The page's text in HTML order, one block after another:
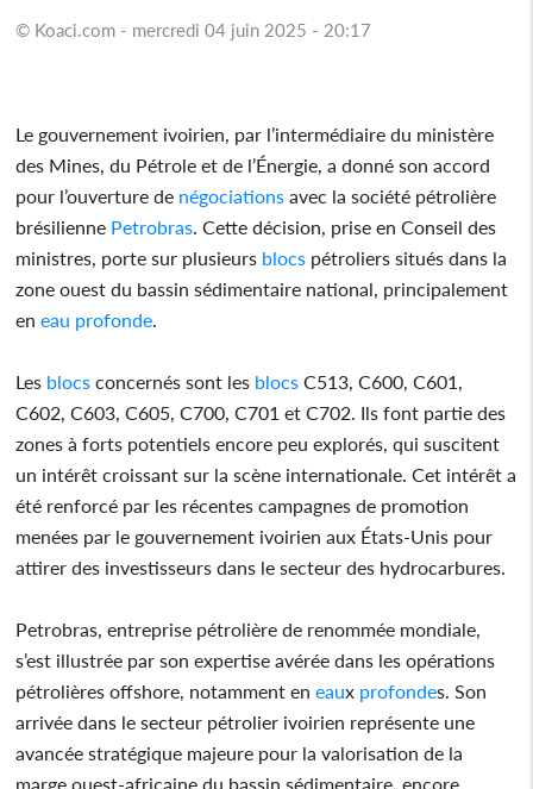
© Koaci.com - mercredi 04 juin 2025 - 20:17
Le gouvernement ivoirien, par l’intermédiaire du ministère
des Mines, du Pétrole et de l’Énergie, a donné son accord
pour l’ouverture de négociations avec la société pétrolière
brésilienne Petrobras . Cette décision, prise en Conseil des
ministres, porte sur plusieurs blocs pétroliers situés dans la
zone ouest du bassin sédimentaire national, principalement
en eau profonde
Les blocs concernés sont les blocs C513, C600, C601,
C602, C603, C605, C700, C701 et C702. Ils font partie des
zones à forts potentiels encore peu explorés, qui suscitent
un intérêt croissant sur la scène internationale. Cet intérêt a
été renforcé par les récentes campagnes de promotion
menées par le gouvernement ivoirien aux États-Unis pour
attirer des investisseurs dans le secteur des hydrocarbures.
Petrobras, entreprise pétrolière de renommée mondiale,
s’est illustrée par son expertise avérée dans les opérations
pétrolières offshore, notamment en eaux profondes. Son
arrivée dans le secteur pétrolier ivoirien représente une
avancée stratégique majeure pour la valorisation de la
marge ouest-africaine du bassin sédimentaire, encore